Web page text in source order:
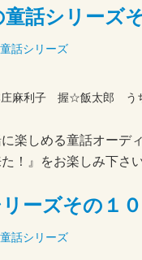
話シリーズ
話シリーズ
麻利子 握☆飯太郎
楽しめる童話オーデ
！』をお楽しみ下さい
ーズその１
話シリーズ